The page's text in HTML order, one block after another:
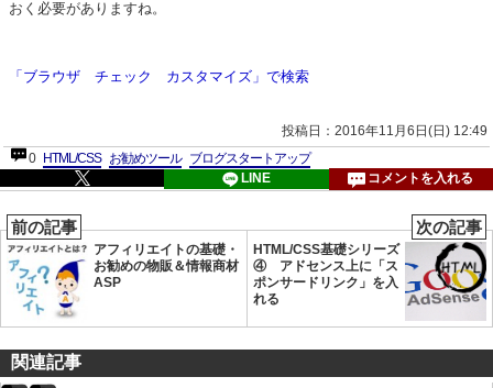
おく必要がありますね。
「ブラウザ チェック カスタマイズ」で検索
投稿日：2016年11月6日(日) 12:49
0 HTML/CSS お勧めツール ブログスタートアップ
LINE
コメントを入れる
前の記事
アフィリエイトの基礎・
お勧めの物販＆情報商材
ASP
次の記事
HTML/CSS基礎シリーズ
④ アドセンス上に「ス
ポンサードリンク」を入
れる
関連記事